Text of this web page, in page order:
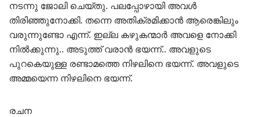
നടന്നു ജോലി ചെയ്തു. പലപ്പോഴായി അവൾ
തിരിഞ്ഞുനോക്കി. തന്നെ അതിക്രമിക്കാൻ ആരെങ്കിലും
വരുന്നുണ്ടോ എന്ന്. ഇല്ല കഴുകന്മാർ അവളെ നോക്കി
നിൽക്കുന്നു.. അടുത്ത് വരാൻ ഭയന്ന്.. അവളുടെ
പുറകെയുള്ള രണ്ടാമത്തെ നിഴലിനെ ഭയന്ന്. അവളുടെ
അമ്മയെന്ന നിഴലിനെ ഭയന്ന്.
രചന